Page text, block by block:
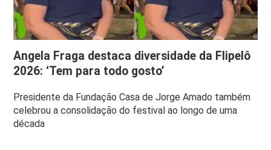
Angela Fraga destaca diversidade da Flipelô
2026: ‘Tem para todo gosto’
Presidente da Fundação Casa de Jorge Amado também
celebrou a consolidação do festival ao longo de uma
década